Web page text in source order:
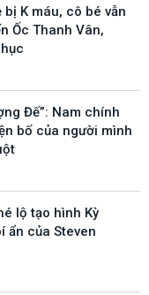
K máu, cô bé vẫn
Ốc Thanh Vân,
Đế”: Nam chính
bố của người mình
lộ tạo hình Kỳ
ẩn của Steven